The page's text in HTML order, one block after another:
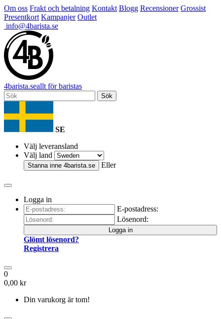
Om oss Frakt och betalning Kontakt Blogg Recensioner Grossist
Presentkort Kampanjer Outlet
info@4barista.se
4barista.seallt för baristas
Sök
SE
Välj leveransland
Välj land
Stanna inne 4barista.se Eller
Logga in
E-postadress:
Lösenord:
Logga in
Glömt lösenord?
Registrera
0
0,00 kr
Din varukorg är tom!